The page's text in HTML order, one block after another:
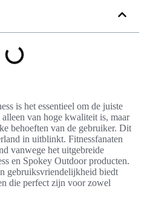
is het essentieel om de juiste
van hoge kwaliteit is, maar
behoeften van de gebruiker. Dit
in uitblinkt. Fitnessfanaten
vanwege het uitgebreide
en Spokey Outdoor producten.
gebruiksvriendelijkheid biedt
die perfect zijn voor zowel